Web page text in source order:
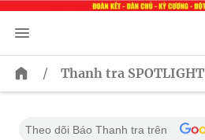
/ Thanh tra SPOTLIGHT
Theo dõi Báo Thanh tra trên